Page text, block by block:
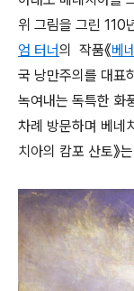
위 그림을 그린 110
엄 터너의 작품《베
국 낭만주의를 대표
녹여내는 독특한 화
차례 방문하며 베네
치아의 캄포 산토》